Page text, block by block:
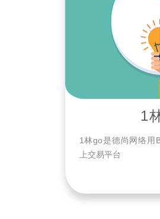
1
​1林go是德尚网络用
上交易平台